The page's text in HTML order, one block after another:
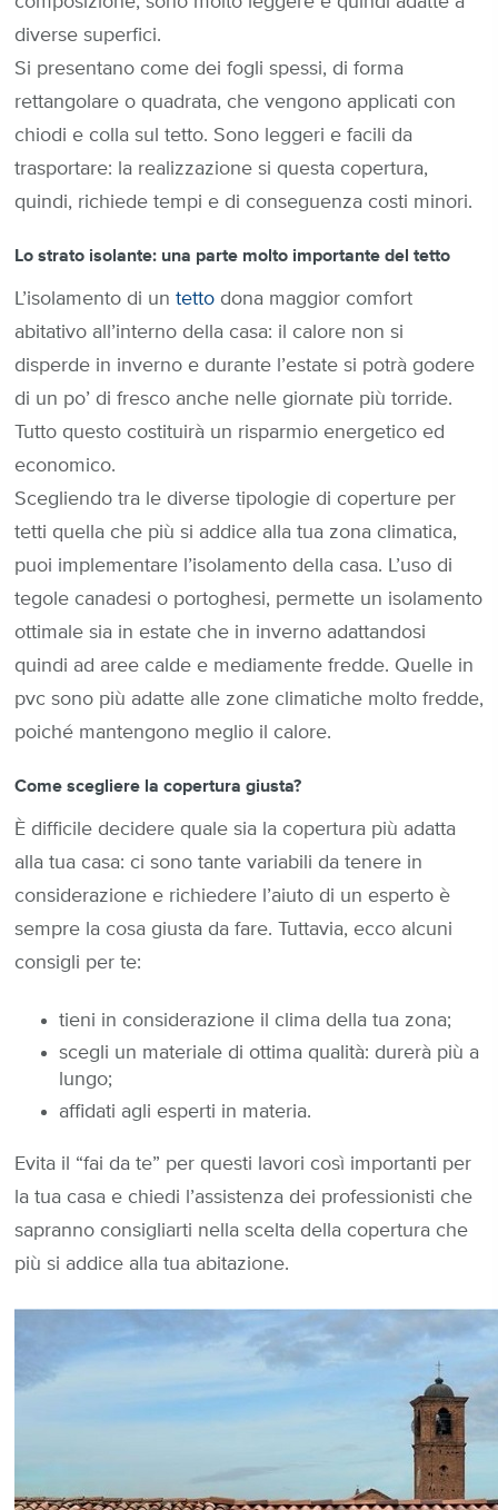
diverse superfici.
Si presentano come dei fogli spessi, di forma
rettangolare o quadrata, che vengono applicati con
chiodi e colla sul tetto. Sono leggeri e facili da
trasportare: la realizzazione si questa copertura,
quindi, richiede tempi e di conseguenza costi minori.
Lo strato isolante: una parte molto importante del tetto
L’isolamento di un tetto dona maggior comfort
abitativo all’interno della casa: il calore non si
disperde in inverno e durante l’estate si potrà godere
di un po’ di fresco anche nelle giornate più torride.
Tutto questo costituirà un risparmio energetico ed
economico.
Scegliendo tra le diverse tipologie di coperture per
tetti quella che più si addice alla tua zona climatica,
puoi implementare l’isolamento della casa. L’uso di
tegole canadesi o portoghesi, permette un isolamento
ottimale sia in estate che in inverno adattandosi
quindi ad aree calde e mediamente fredde. Quelle in
pvc sono più adatte alle zone climatiche molto fredde,
poiché mantengono meglio il calore.
Come scegliere la copertura giusta?
È difficile decidere quale sia la copertura più adatta
alla tua casa: ci sono tante variabili da tenere in
considerazione e richiedere l’aiuto di un esperto è
sempre la cosa giusta da fare. Tuttavia, ecco alcuni
consigli per te:
tieni in considerazione il clima della tua zona;
scegli un materiale di ottima qualità: durerà più a
lungo;
affidati agli esperti in materia.
Evita il “fai da te” per questi lavori così importanti per
la tua casa e chiedi l’assistenza dei professionisti che
sapranno consigliarti nella scelta della copertura che
più si addice alla tua abitazione.